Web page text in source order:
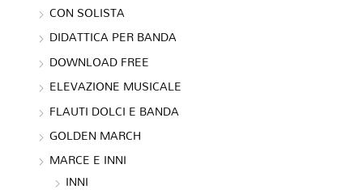
CON SOLISTA
DIDATTICA PER BANDA
DOWNLOAD FREE
ELEVAZIONE MUSICALE
FLAUTI DOLCI E BANDA
GOLDEN MARCH
MARCE E INNI
INNI